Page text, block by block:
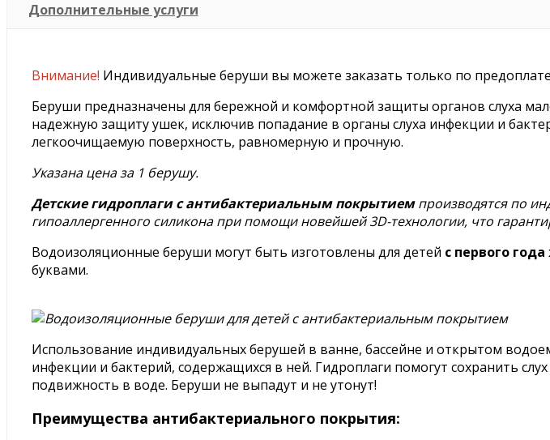
Дополнительные услуги
Внимание! Индивидуальные беруши вы можете заказать только по
Беруши предназначены для бережной и комфортной защиты органов слуха
надежную защиту ушек, исключив попадание в органы слуха инфекции и
легкоочищаемую поверхность, равномерную и прочную.
Указана цена за 1 берушу.
Детские гидроплаги с антибактериальным покрытиемпроизводятся по
гипоаллергенного силикона при помощи новейшей 3D-технологии, что
Водоизоляционные беруши могут быть изготовлены для детей с первого
буквами.
Использование индивидуальных берушей в ванне, бассейне и открытом
инфекции и бактерий, содержащихся в ней. Гидроплаги помогут сохранить
подвижность в воде. Беруши не выпадут и не утонут!
Преимущества антибактериального покрытия: